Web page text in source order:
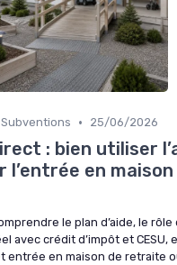
• 25/06/2026
: bien utiliser
en maison
le plan d’aide, le
avec crédit d’impôt et CESU,
entrée en maison de retraite